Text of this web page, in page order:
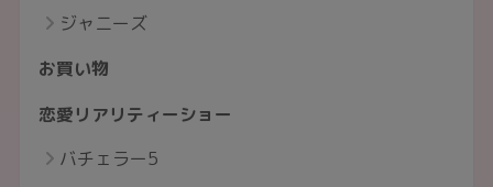
ジャニーズ
お買い物
恋愛リアリティーショー
バチェラー5